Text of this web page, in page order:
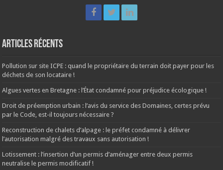
Articles récents
Pollution sur site ICPE : quand le propriétaire du terrain doit payer pour les
déchets de son locataire !
Algues vertes en Bretagne : l’État condamné pour préjudice écologique !
Droit de préemption urbain : l’avis du service des Domaines, certes prévu
par le Code, est-il toujours nécessaire ?
Reconstruction de chalets d’alpage : le préfet condamné à délivrer
l’autorisation malgré des travaux sans autorisation !
Lotissement : l’insertion d’un permis d’aménager entre deux permis
neutralise le permis modificatif !